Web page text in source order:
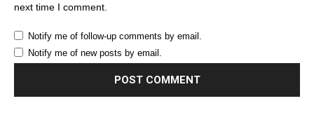
next time I comment.
Notify me of follow-up comments by email.
Notify me of new posts by email.